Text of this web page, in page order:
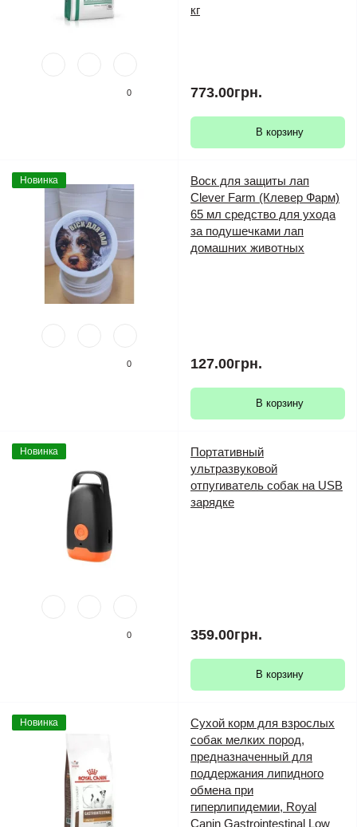
0
кг
773.00грн.
В корзину
Новинка
0
Воск для защиты лап
Clever Farm (Клевер Фарм)
65 мл средство для ухода
за подушечками лап
домашних животных
127.00грн.
В корзину
Новинка
0
Портативный
ультразвуковой
отпугиватель собак на USB
зарядке
359.00грн.
В корзину
Новинка
Сухой корм для взрослых
собак мелких пород,
предназначенный для
поддержания липидного
обмена при
гиперлипидемии, Royal
Canin Gastrointestinal Low